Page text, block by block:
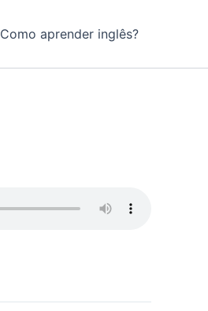
Como aprender inglês?